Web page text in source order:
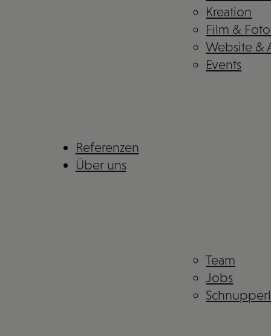
Kreation
Film &
Website &
Events
Referenzen
Über uns
Team
Jobs